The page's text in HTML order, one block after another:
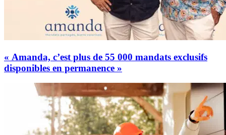
« Amanda, c’est plus de 55 000 mandats exclusifs
disponibles en permanence »